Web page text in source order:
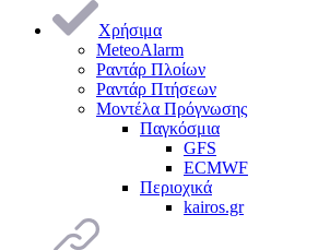
Χρήσιμα
MeteoAlarm
Ραντάρ Πλοίων
Ραντάρ Πτήσεων
Μοντέλα Πρόγνωσης
Παγκόσμια
GFS
ECMWF
Περιοχικά
kairos.gr